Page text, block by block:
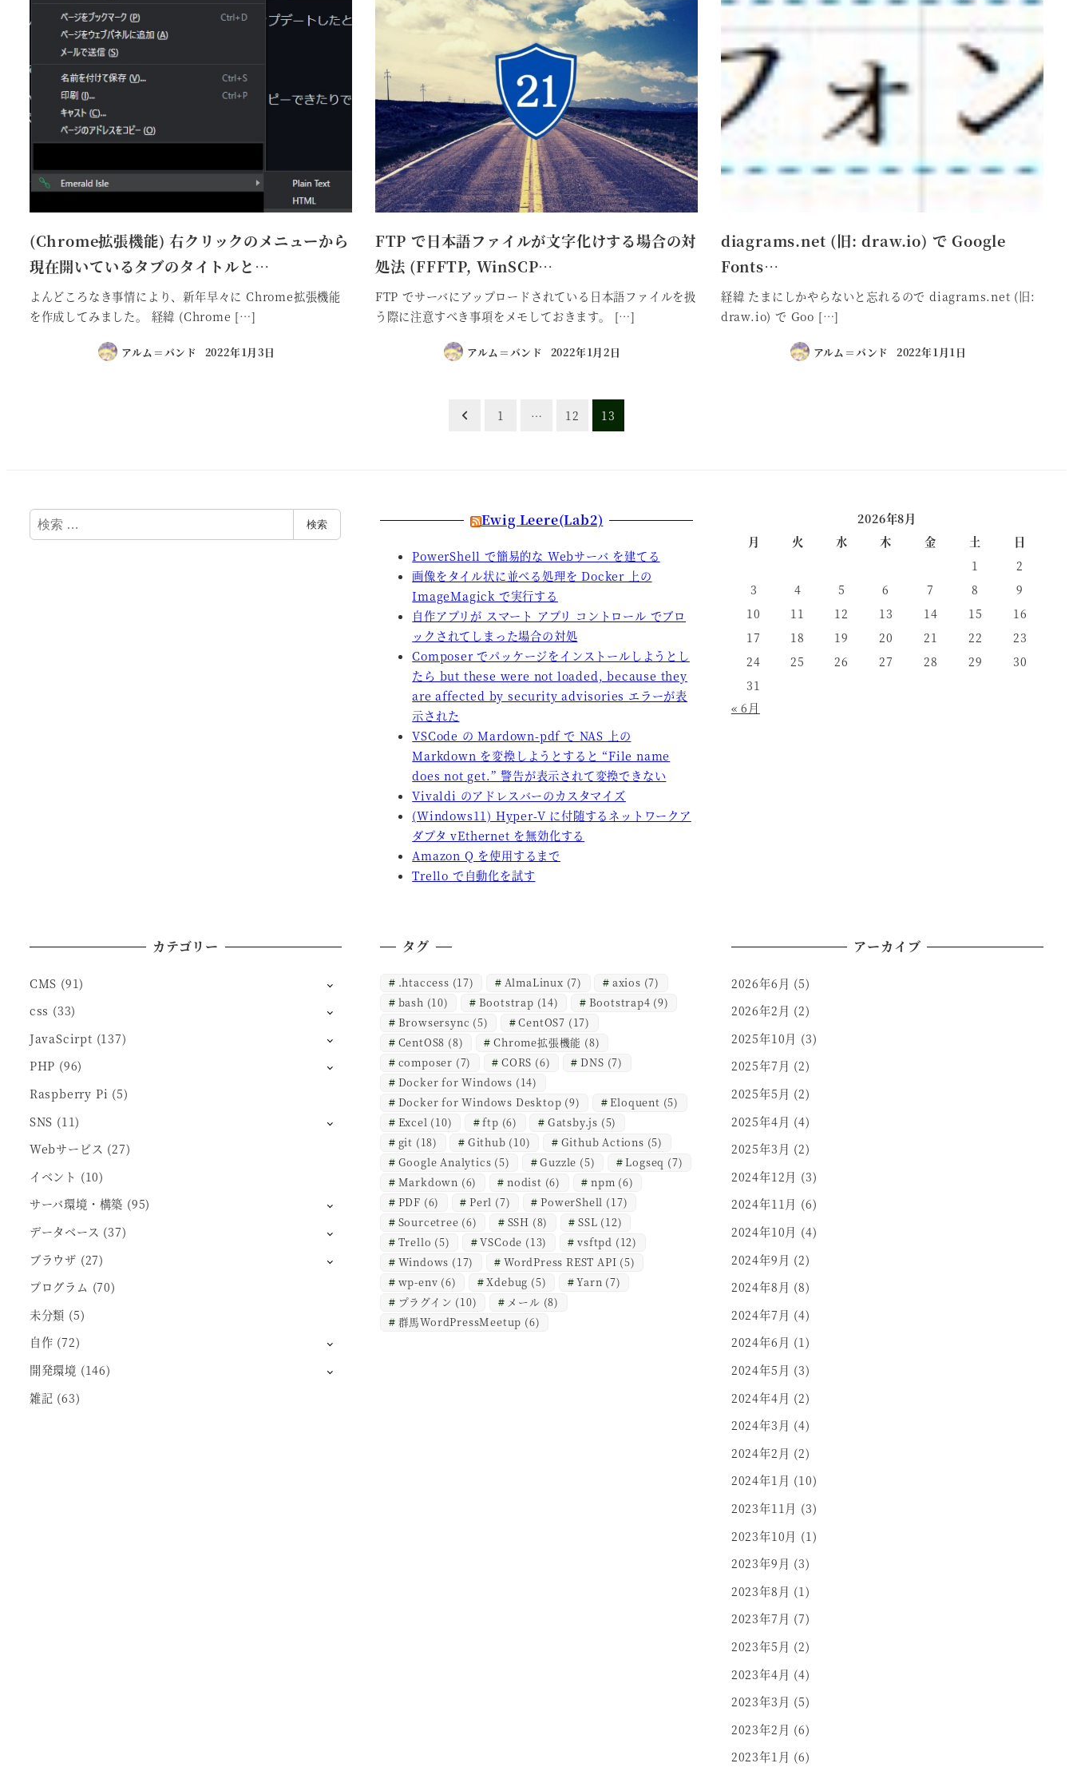
(Chrome拡張機能) 右クリックのメニューから
現在開いているタブのタイトルと…
よんどころなき事情により、新年早々に Chrome拡張機能
を作成してみました。 経緯 (Chrome […]
アルム＝バンド 2022年1月3日
FTP で日本語ファイルが文字化けする場合の対
処法 (FFFTP, WinSCP…
FTP でサーバにアップロードされている日本語ファイルを扱
う際に注意すべき事項をメモしておきます。 […]
アルム＝バンド 2022年1月2日
diagrams.net (旧: draw.io) で Google
Fonts…
経緯 たまにしかやらないと忘れるので diagrams.net (旧:
draw.io) で Goo […]
アルム＝バンド 2022年1月1日
ペ
1 … 12 13
検
索
検索 Ewig Leere(Lab2)
PowerShell で簡易的な Webサーバ を建てる
画像をタイル状に並べる処理を Docker 上の
ImageMagick で実行する
自作アプリが スマート アプリ コントロール でブロ
ックされてしまった場合の対処
Composer でパッケージをインストールしようとし
たら but these were not loaded, because they
are affected by security advisories エラーが表
示された
VSCode の Mardown-pdf で NAS 上の
Markdown を変換しようとすると “File name
does not get.” 警告が表示されて変換できない
Vivaldi のアドレスバーのカスタマイズ
(Windows11) Hyper-V に付随するネットワークア
ダプタ vEthernet を無効化する
Amazon Q を使用するまで
Trello で自動化を試す
2026年8月
月
火 水 木 金 土
日
1
2
3
4 5 6 7 8
9
10
11 12 13 14 15
16
17
18 19 20 21 22
23
24
25 26 27 28 29
30
31
« 6月
カテゴリー
CMS (91)
css (33)
JavaScirpt (137)
PHP (96)
Raspberry Pi (5)
SNS (11)
Webサービス (27)
イベント (10)
サーバ環境・構築 (95)
データベース (37)
ブラウザ (27)
プログラム (70)
未分類 (5)
自作 (72)
開発環境 (146)
雑記 (63)
タグ
.htaccess (17) AlmaLinux (7) axios (7)
bash (10) Bootstrap (14) Bootstrap4 (9)
Browsersync (5) CentOS7 (17)
CentOS8 (8) Chrome拡張機能 (8)
composer (7) CORS (6) DNS (7)
Docker for Windows (14)
Docker for Windows Desktop (9) Eloquent (5)
Excel (10) ftp (6) Gatsby.js (5)
git (18) Github (10) Github Actions (5)
Google Analytics (5) Guzzle (5) Logseq (7)
Markdown (6) nodist (6) npm (6)
PDF (6) Perl (7) PowerShell (17)
Sourcetree (6) SSH (8) SSL (12)
Trello (5) VSCode (13) vsftpd (12)
Windows (17) WordPress REST API (5)
wp-env (6) Xdebug (5) Yarn (7)
プラグイン (10) メール (8)
群馬WordPressMeetup (6)
アーカイブ
2026年6月 (5)
2026年2月 (2)
2025年10月 (3)
2025年7月 (2)
2025年5月 (2)
2025年4月 (4)
2025年3月 (2)
2024年12月 (3)
2024年11月 (6)
2024年10月 (4)
2024年9月 (2)
2024年8月 (8)
2024年7月 (4)
2024年6月 (1)
2024年5月 (3)
2024年4月 (2)
2024年3月 (4)
2024年2月 (2)
2024年1月 (10)
2023年11月 (3)
2023年10月 (1)
2023年9月 (3)
2023年8月 (1)
2023年7月 (7)
2023年5月 (2)
2023年4月 (4)
2023年3月 (5)
2023年2月 (6)
2023年1月 (6)